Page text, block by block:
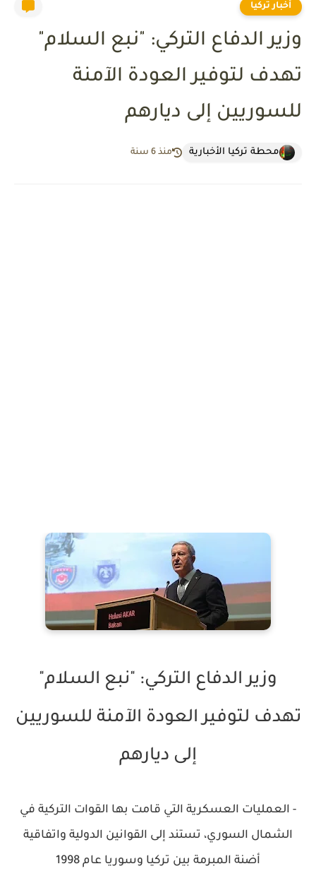
أخبار تركيا
وزير الدفاع التركي: "نبع السلام"
تهدف لتوفير العودة الآمنة
للسوريين إلى ديارهم
محطة تركيا الأخبارية منذ 6 سنة
وزير الدفاع التركي: "نبع السلام"
تهدف لتوفير العودة الآمنة للسوريين
إلى ديارهم
- العمليات العسكرية التي قامت بها القوات التركية في
الشمال السوري، تستند إلى القوانين الدولية واتفاقية
أضنة المبرمة بين تركيا وسوريا عام 1998